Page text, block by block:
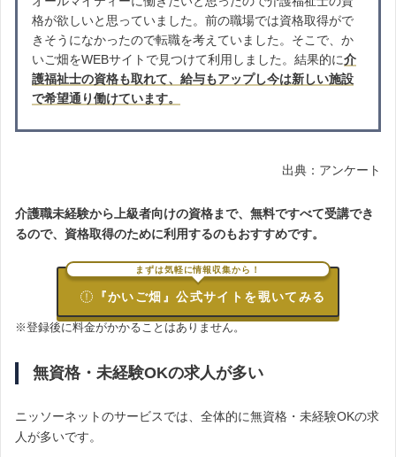
格が欲しいと思っていました。前の職場では資格取得がで
きそうになかったので転職を考えていました。そこで、か
いご畑をWEBサイトで見つけて利用しました。結果的に介
護福祉士の資格も取れて、給与もアップし今は新しい施設
で希望通り働けています。
出典：アンケート
介護職未経験から上級者向けの資格まで、無料ですべて受講でき
るので、資格取得のために利用するのもおすすめです。
まずは気軽に情報収集から！
『かいご畑』公式サイトを覗いてみる
※登録後に料金がかかることはありません。
無資格・未経験OKの求人が多い
ニッソーネットのサービスでは、全体的に無資格・未経験OKの求
人が多いです。